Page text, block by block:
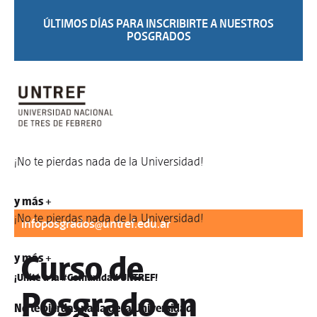
ÚLTIMOS DÍAS PARA INSCRIBIRTE A NUESTROS
POSGRADOS
¡No te pierdas nada de la Universidad!
y más +
¡No te pierdas nada de la Universidad!
y más +
¡Unite a la #Comunidad UNTREF!
No te pierdas nada de la Universidad
Para informes:
infoposgrados@untref.edu.ar
Curso de
Posgrado en